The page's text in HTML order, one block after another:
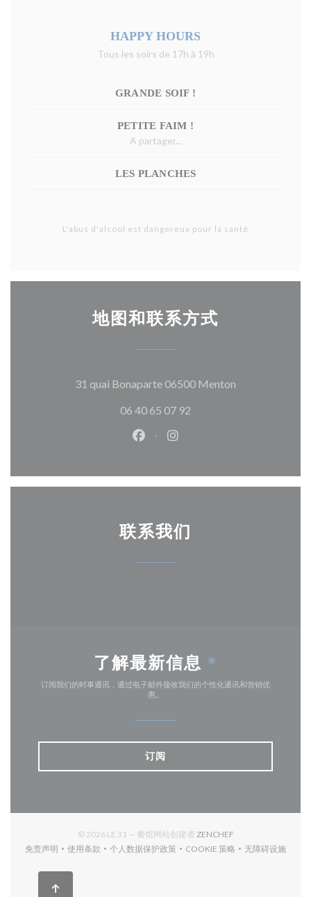
HAPPY HOURS
Tous les soirs de 17h à 19h
GRANDE SOIF !
PETITE FAIM !
A partager...
LES PLANCHES
L'abus d'alcool est dangereux pour la santé
地图和联系方式
31 quai Bonaparte 06500 Menton
06 40 65 07 92
Facebook ((在新窗口中打开))
Instagram ((在新窗口中
联系我们
了解最新信息 *
订阅我们的时事通讯，通过电子邮件接收我们的个性化通讯和营销优
惠。
订阅
© 2026 LE 31 — 餐馆网站创建者 ZENCHEF((在新窗口中打开))
免责声明
((在新窗口中打开))
使用条款
((在新窗口中打开))
个人数据保护政策
((在新窗口中打开))
COOKIE 策略
((在新窗口中打开))
无障碍设施
((在新窗口